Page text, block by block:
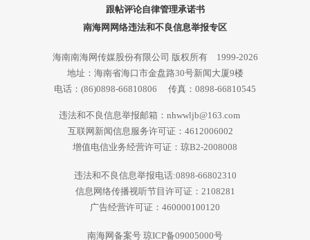
跟帖评论自律管理承诺书
南海网网络违法和不良信息举报专区
海南南海网传媒股份有限公司 版权所有 1999-2026
地址：海南省海口市金盘路30号新闻大厦9楼
电话：(86)0898-66810806 传真：0898-66810545
违法和不良信息举报邮箱：nhwwljb@163.com
互联网新闻信息服务许可证：4612006002
增值电信业务经营许可证：琼B2-2008008
违法和不良信息举报电话:0898-66802310
信息网络传播视听节目许可证：2108281
广告经营许可证：460000100120
南海网备案号 琼ICP备09005000号